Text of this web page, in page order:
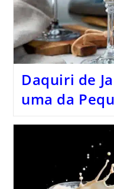
Daquiri de
uma da